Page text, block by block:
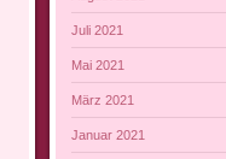
Juli 2021
Mai 2021
März 2021
Januar 2021